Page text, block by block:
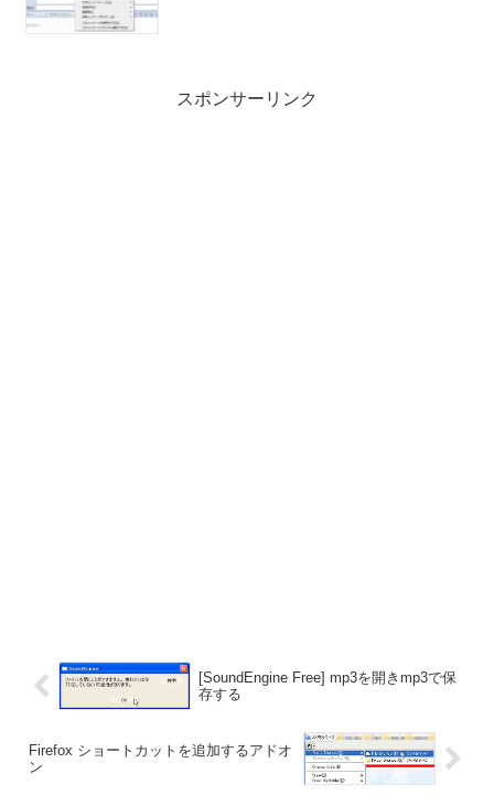
スポンサーリンク
[SoundEngine Free] mp3を開きmp3で保
存する
Firefox ショートカットを追加するアドオ
ン